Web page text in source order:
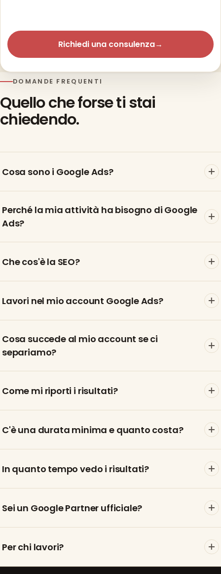
Richiedi una consulenza→
DOMANDE FREQUENTI
Quello che forse ti stai
chiedendo.
Cosa sono i Google Ads?
Perché la mia attività ha bisogno di Google
Ads?
Che cos'è la SEO?
Lavori nel mio account Google Ads?
Cosa succede al mio account se ci
separiamo?
Come mi riporti i risultati?
C'è una durata minima e quanto costa?
In quanto tempo vedo i risultati?
Sei un Google Partner ufficiale?
Per chi lavori?